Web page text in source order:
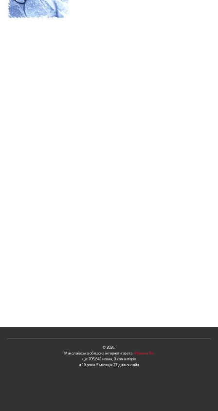
© 2026.
Миколаївська обласна інтернет-газета«Новини N»
це: 705,643 новин, 0 коментарів
и 19 років 5 місяців 27 днів онлайн.